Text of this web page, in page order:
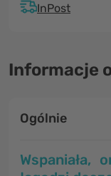
InPost
Informacje
Ogólnie
Wspaniała,